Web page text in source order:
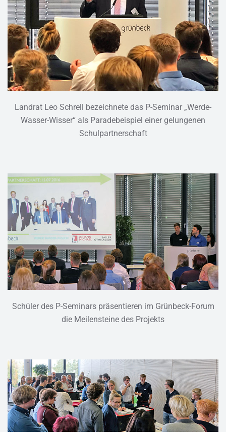
Landrat Leo Schrell bezeichnete das P-Seminar „Werde-
Wasser-Wisser“ als Paradebeispiel einer gelungenen
Schulpartnerschaft
Schüler des P-Seminars präsentieren im Grünbeck-Forum
die Meilensteine des Projekts